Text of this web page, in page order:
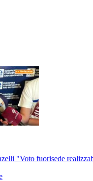
"Voto fuorisede